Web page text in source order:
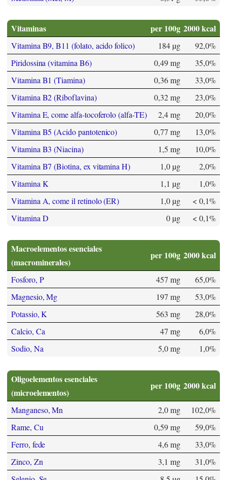
Vitaminas per 100g 2000 kcal
Vitamina B9, B11 (folato, acido folico) 184 µg
92,0%
Piridossina (vitamina B6)
0,49 mg
35,0%
Vitamina B1 (Tiamina)
0,36 mg
33,0%
Vitamina B2 (Riboflavina)
0,32 mg
23,0%
Vitamina E, come alfa-tocoferolo (alfa-TE)
2,4 mg
20,0%
Vitamina B5 (Acido pantotenico)
0,77 mg
13,0%
Vitamina B3 (Niacina)
1,5 mg
10,0%
Vitamina B7 (Biotina, ex vitamina H)
1,0 µg
2,0%
Vitamina K
1,1 µg
1,0%
Vitamina A, come il retinolo (ER)
1,0 µg
< 0,1%
Vitamina D
0 µg < 0,1%
Macroelementos esenciales
(macrominerales)
per 100g 2000 kcal
Fosforo, P 457 mg
65,0%
Magnesio, Mg
197 mg
53,0%
Potassio, K
563 mg
28,0%
Calcio, Ca
47 mg
6,0%
Sodio, Na
5,0 mg 1,0%
Oligoelementos esenciales
(microelementos)
per 100g 2000 kcal
Manganeso, Mn 2,0 mg
102,0%
Rame, Cu
0,59 mg
59,0%
Ferro, fede
4,6 mg
33,0%
Zinco, Zn
3,1 mg
31,0%